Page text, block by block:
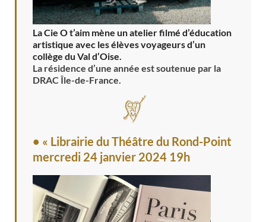
La Cie O t’aim mène un atelier filmé d’éducation
artistique avec les élèves voyageurs d’un
collège du Val d’Oise.
La résidence d’une année est soutenue par la
DRAC Île-de-France.
• « Librairie du Théâtre du Rond-Point
mercredi 24 janvier 2024 19h